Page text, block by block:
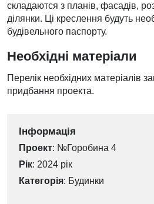
складаются з планів, фасадів,
ділянки. Ці креслення будуть
будівельного паспорту.
Необхідні матеріали
Перелік необхідних матеріалів
придбання проекта.
Інформація
Проект: №Горобина 4
Рік: 2024 рік
Категорія: Будинки